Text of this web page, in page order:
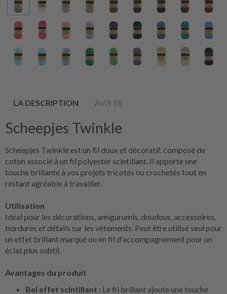
LA DESCRIPTION AVIS (0)
Scheepjes Twinkle
Scheepjes Twinkle est un fil doux et décoratif, composé de
coton associé à un fil polyester scintillant. Il apporte une
touche brillante à vos projets tricotés ou crochetés tout en
restant agréable à travailler.
Utilisation
Idéal pour les décorations, amigurumis, doudous, accessoires,
bordures et détails sur les vêtements. Peut être utilisé seul pour
un effet brillant marqué ou en fil d'accompagnement pour un
éclat plus subtil.
Avantages du produit
Bel effet scintillant : Le fil brillant ajoute une touche